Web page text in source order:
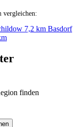
vergleichen:
7,2 km Basdorf
finden